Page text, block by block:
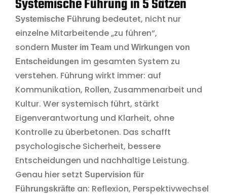
Systemische Führung in 5 Sätzen
Systemische Führung bedeutet, nicht nur
einzelne Mitarbeitende „zu führen“,
sondern Muster im Team und Wirkungen von
Entscheidungen im gesamten System zu
verstehen. Führung wirkt immer: auf
Kommunikation, Rollen, Zusammenarbeit und
Kultur. Wer systemisch führt, stärkt
Eigenverantwortung und Klarheit, ohne
Kontrolle zu überbetonen. Das schafft
psychologische Sicherheit, bessere
Entscheidungen und nachhaltige Leistung.
Genau hier setzt Supervision für
Führungskräfte an: Reflexion, Perspektivwechsel